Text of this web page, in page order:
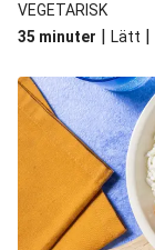
VEGETARISK
35 minuter | Lätt |